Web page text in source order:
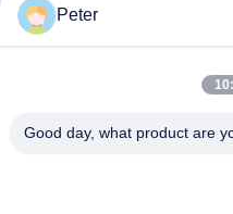
R902129138
R902205804
R902153373
Peter
Good day, what product are